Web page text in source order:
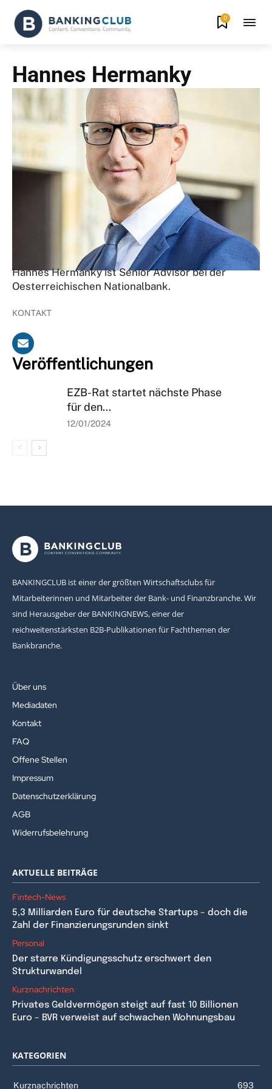
0
Hannes Hermanky
Hannes Hermanky ist Senior Advisor bei der
Oesterreichischen Nationalbank.
KONTAKT
Veröffentlichungen
EZB-Rat startet nächste Phase
für den...
12/01/2024
BANKINGCLUB ist einer der größten Wirtschaftsclubs für
Mitarbeiterinnen und Mitarbeiter der Bank- und Finanzbranche. Wir
sind Herausgeber der BANKINGNEWS, einer der
reichweitenstärksten B2B-Publikationen für Fachthemen der
Bankbranche.
Über uns
Mediadaten
Kontakt
FAQ
Offene Stellen
Impressum
Datenschutzerklärung
AGB
Widerrufsbelehrung
AKTUELLE BEITRÄGE
Fintech-News
5,3 Milliarden Euro für deutsche Startups – doch die
Zahl der Finanzierungsrunden sinkt
Personal
Der starre Kündigungsschutz erschwert den
Strukturwandel
Kurznachrichten
Privates Geldvermögen steigt auf fast 10 Billionen
Euro – BVR verweist auf schwachen Wohnungsbau
KATEGORIEN
Kurznachrichten 693